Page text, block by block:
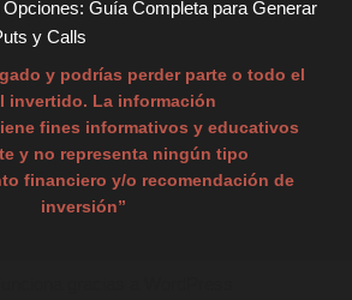
Guía Completa para Generar
y Calls
y podrías perder parte o todo el
invertido. La información
fines informativos y educativos
y no representa ningún tipo
financiero y/o recomendación de
inversión”